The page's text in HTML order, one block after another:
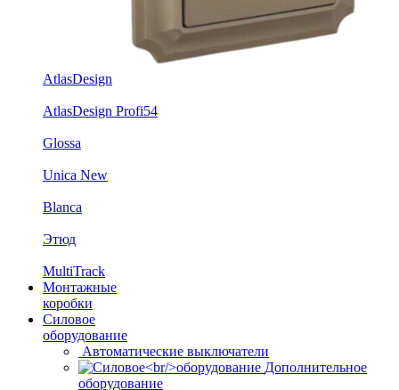
AtlasDesign
AtlasDesign Profi54
Glossa
Unica New
Blanca
Этюд
MultiTrack
Монтажные
коробки
Силовое
оборудование
Автоматические выключатели
Дополнительное
оборудование